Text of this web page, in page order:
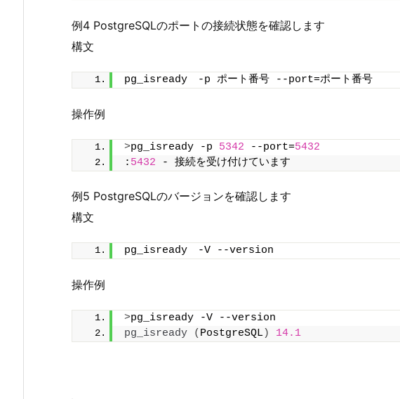
例4 PostgreSQLのポートの接続状態を確認します
構文
pg_isready　-p ポート番号 --port=ポート番号
操作例
>pg_isready -p 5342 --port=5432
: 5432 - 接続を受け付けています
例5 PostgreSQLのバージョンを確認します
構文
pg_isready　-V --version
操作例
>pg_isready -V --version
pg_isready
( PostgreSQL ) 14.1